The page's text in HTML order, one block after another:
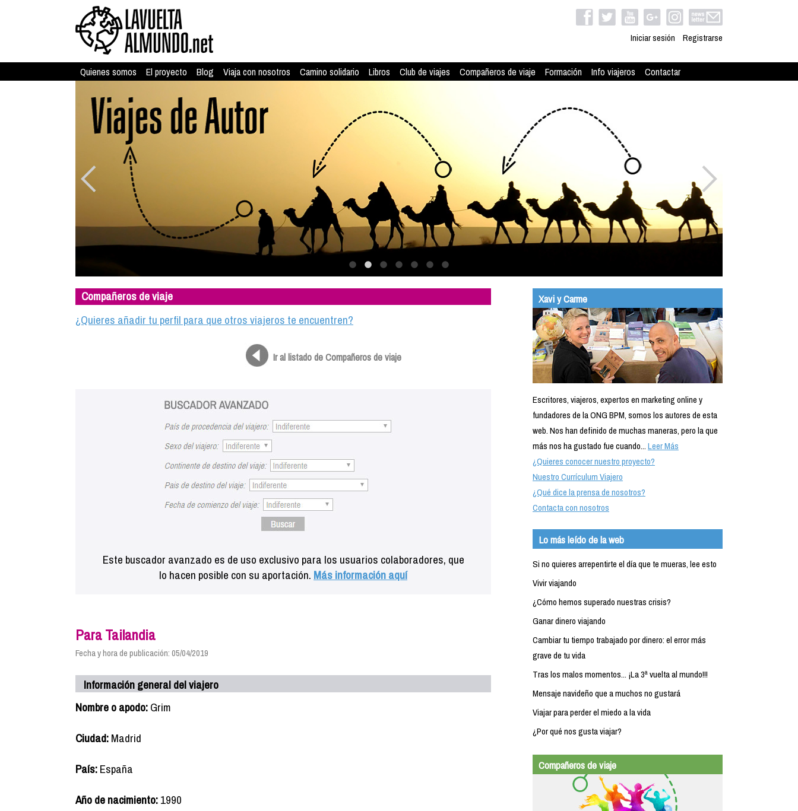
Iniciar sesión Registrarse
Quienes somos El proyecto Blog Viaja con nosotros Camino solidario Libros Club de viajes Compañeros de viaje Formación Info viajeros Contactar
Compañeros de viaje
¿Quieres añadir tu perfil para que otros viajeros te encuentren?
Ir al listado de Compañeros de viaje
Este buscador avanzado es de uso exclusivo para los usuarios colaboradores, que
lo hacen posible con su aportación. Más información aquí
Para Tailandia
Fecha y hora de publicación: 05/04/2019
Información general del viajero
Nombre o apodo:Grim
Ciudad:Madrid
País:España
Año de nacimiento:1990
Xavi y Carme
Escritores, viajeros, expertos en marketing online y
fundadores de la ONG BPM, somos los autores de esta
web. Nos han definido de muchas maneras, pero la que
más nos ha gustado fue cuando...Leer Más
¿Quieres conocer nuestro proyecto?
Nuestro Currículum Viajero
¿Qué dice la prensa de nosotros?
Contacta con nosotros
Lo más leído de la web
Si no quieres arrepentirte el día que te mueras, lee esto
Vivir viajando
¿Cómo hemos superado nuestras crisis?
Ganar dinero viajando
Cambiar tu tiempo trabajado por dinero: el error más
grave de tu vida
Tras los malos momentos... ¡La 3ª vuelta al mundo!!!
Mensaje navideño que a muchos no gustará
Viajar para perder el miedo a la vida
¿Por qué nos gusta viajar?
Compañeros de viaje